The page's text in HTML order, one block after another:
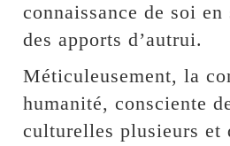
connaissance de soi en
des apports d’autrui.
Méticuleusement, la
humanité, consciente
culturelles plusieurs et